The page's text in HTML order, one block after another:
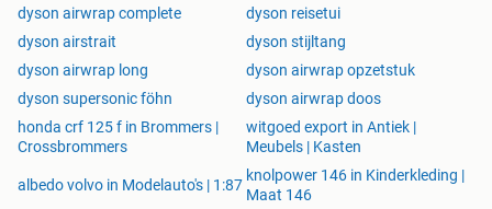
dyson airwrap complete
dyson reisetui
dyson airstrait
dyson stijltang
dyson airwrap long
dyson airwrap opzetstuk
dyson supersonic föhn
dyson airwrap doos
honda crf 125 f in Brommers |
Crossbrommers
witgoed export in Antiek |
Meubels | Kasten
albedo volvo in Modelauto's | 1:87
knolpower 146 in Kinderkleding |
Maat 146